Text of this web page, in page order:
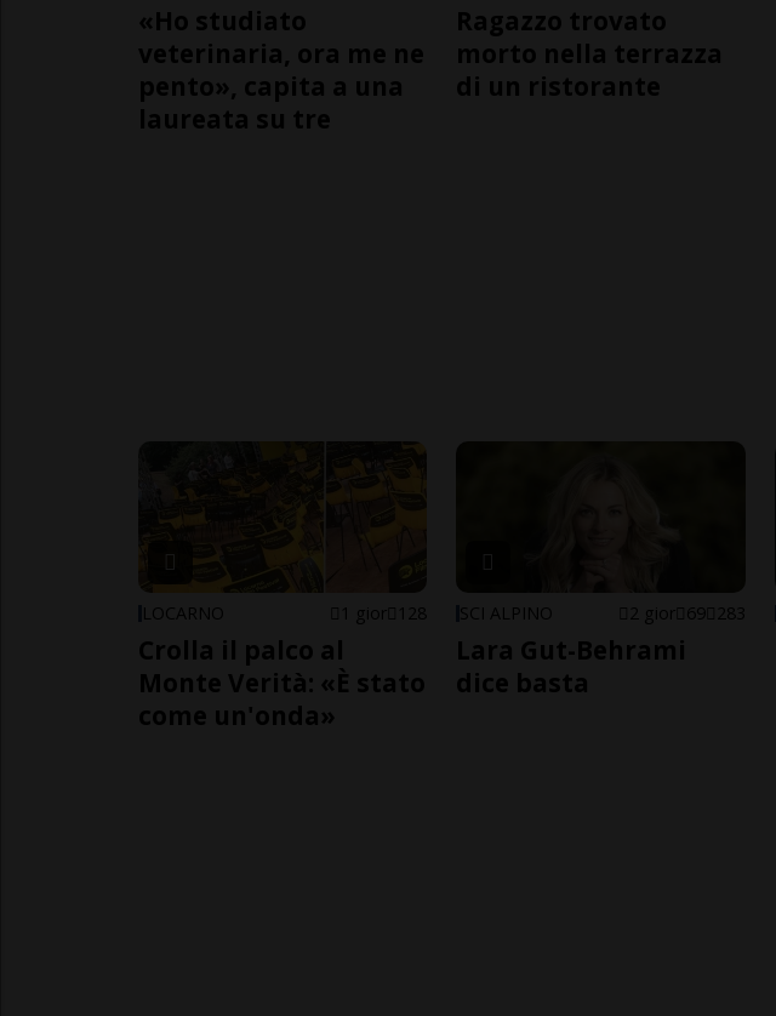
«Ho studiato
veterinaria, ora me ne
pento», capita a una
laureata su tre
Ragazzo trovato
morto nella terrazza
di un ristorante
LOCARNO 1 gior 128
Crolla il palco al
Monte Verità: «È stato
come un'onda»
SCI ALPINO 2 gior 69 283
Lara Gut-Behrami
dice basta